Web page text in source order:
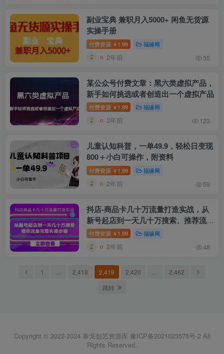
副业宝典 兼职月入5000+ 闲鱼无货源
实操手册
付费资源 ￥ 1.99 福缘网
2年前 55
某公众号付费文章：黑六类虚拟产品，
新手如何挑选或者创造出一个虚拟产品
付费资源 ￥ 1.99 福缘网
2年前 123
儿童认知科普，一单49.9，轻松日变现
800＋小白可操作，附资料
付费资源 ￥ 1.99 福缘网
2年前 59
抖店-商品卡几十万流量打造实战，从
新号起店到一天几十万搜索、推荐流量
完整实操步骤
付费资源 ￥ 1.99 福缘网
2年前 48
1 … 2,418 2,419 2,420 …
2,462
跳转
Copyright © 2022-2024 泰戈创艺资源库 豫ICP备2021023575号-2All
Rights Reserved.